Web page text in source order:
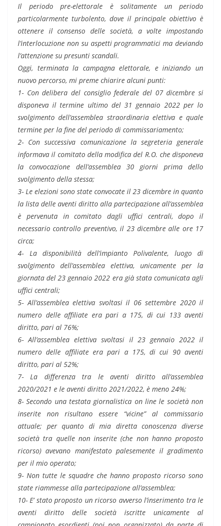
Il periodo pre-elettorale è solitamente un periodo
particolarmente turbolento, dove il principale obiettivo è
ottenere il consenso delle società, a volte impostando
l’interlocuzione non su aspetti programmatici ma deviando
l’attenzione su presunti scandali.
Oggi, terminata la campagna elettorale, e iniziando un
nuovo percorso, mi preme chiarire alcuni punti:
1- Con delibera del consiglio federale del 07 dicembre si
disponeva il termine ultimo del 31 gennaio 2022 per lo
svolgimento dell’assemblea straordinaria elettiva e quale
termine per la fine del periodo di commissariamento;
2- Con successiva comunicazione la segreteria generale
informava il comitato della modifica del R.O. che disponeva
la convocazione dell’assemblea 30 giorni prima dello
svolgimento della stessa;
3- Le elezioni sono state convocate il 23 dicembre in quanto
la lista delle aventi diritto alla partecipazione all’assemblea
è pervenuta in comitato dagli uffici centrali, dopo il
necessario controllo preventivo, il 23 dicembre alle ore 17
circa;
4- La disponibilità dell’impianto Polivalente, luogo di
svolgimento dell’assemblea elettiva, unicamente per la
giornata del 23 gennaio 2022 era già stata comunicata agli
uffici centrali;
5- All’assemblea elettiva svoltasi il 06 settembre 2020 il
numero delle affiliate era pari a 175, di cui 133 aventi
diritto, pari al 76%;
6- All’assemblea elettiva svoltasi il 23 gennaio 2022 il
numero delle affiliate era pari a 175, di cui 90 aventi
diritto, pari al 52%;
7- La differenza tra le aventi diritto all’assemblea
2020/2021 e le aventi diritto 2021/2022, è meno 24%;
8- Secondo una testata giornalistica on line le società non
inserite non risultano essere “vicine” al commissario
attuale; per quanto di mia diretta conoscenza diverse
società tra quelle non inserite (che non hanno proposto
ricorso) avevano manifestato palesemente il gradimento
per il mio operato;
9- Non tutte le squadre che hanno proposto ricorso sono
state riammesse alla partecipazione all’assemblea;
10- E’ stato proposto un ricorso avverso l’inserimento tra le
aventi diritto delle società iscritte unicamente al